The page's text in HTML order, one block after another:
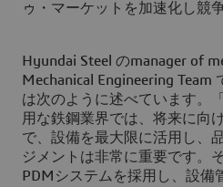
ゥ・マーケットを加速化し競
Hyundai Steel のmanager of
Mechanical Engineering Team
は次のように述べています。
用な鉄鋼業界では、将来に向
で、設備を最大限に活用し、
ジメントは非常に重要です。
PDMシステムを採用し、設備